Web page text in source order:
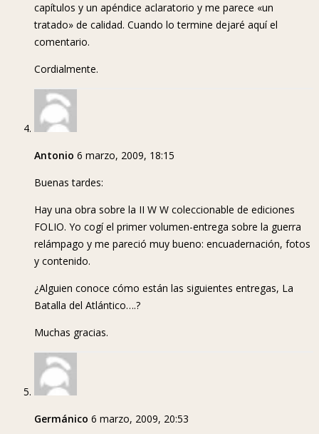
capítulos y un apéndice aclaratorio y me parece «un
tratado» de calidad. Cuando lo termine dejaré aquí el
comentario.
Cordialmente.
Antonio 6 marzo, 2009, 18:15
Buenas tardes:
Hay una obra sobre la II W W coleccionable de ediciones
FOLIO. Yo cogí el primer volumen-entrega sobre la guerra
relámpago y me pareció muy bueno: encuadernación, fotos
y contenido.
¿Alguien conoce cómo están las siguientes entregas, La
Batalla del Atlántico….?
Muchas gracias.
Germánico 6 marzo, 2009, 20:53